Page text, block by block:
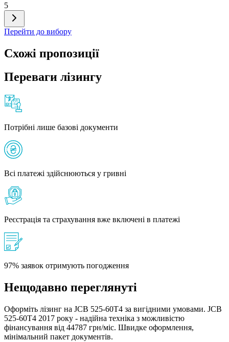
5
Перейти до вибору
Схожі пропозиції
Переваги лізингу
Потрібні лише базові документи
Всі платежі здійснюються у гривні
Реєстрація та страхування вже включені в платежі
97% заявок отримують погодження
Нещодавно переглянуті
Оформіть лізинг на JCB 525-60T4 за вигідними умовами. JCB
525-60T4 2017 року - надійна техніка з можливістю
фінансування від 44787 грн/міс. Швидке оформлення,
мінімальний пакет документів.